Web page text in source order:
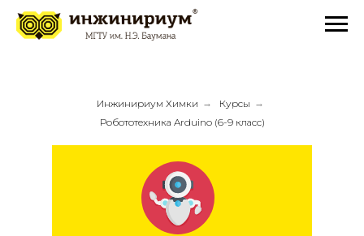
Инжинириум Химки → Курсы →
Робототехника Arduino (6-9 класс)